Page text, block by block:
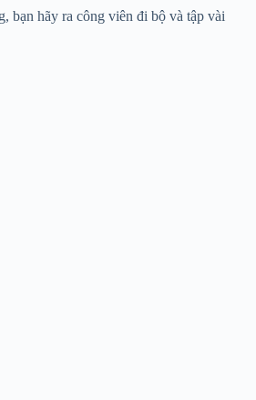
bạn hãy ra công viên đi bộ và tập vài